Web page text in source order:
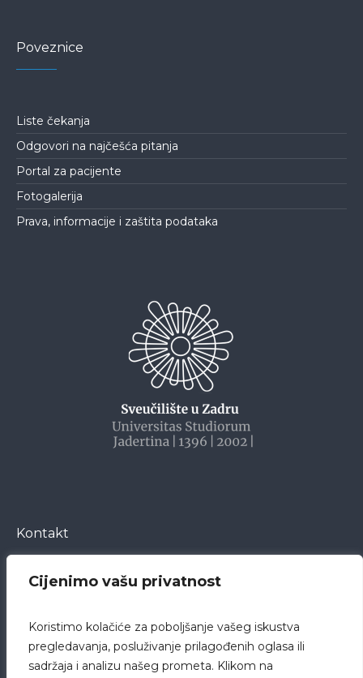
Cijenimo vašu privatnost
Koristimo kolačiće za poboljšanje vašeg iskustva
pregledavanja, posluživanje prilagođenih oglasa ili
sadržaja i analizu našeg prometa. Klikom na
Poveznice
Liste čekanja
Odgovori na najčešća pitanja
Portal za pacijente
Fotogalerija
Prava, informacije i zaštita podataka
Kontakt
Hrvatska
pisarnica@bolnica-zadar.hr